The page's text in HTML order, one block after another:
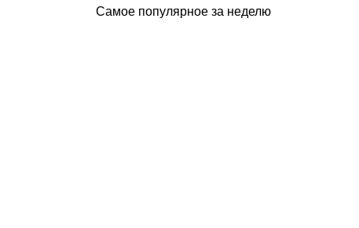
Самое популярное за неделю